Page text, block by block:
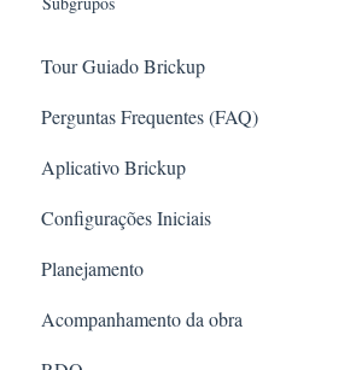
Tour Guiado Brickup
Perguntas Frequentes (FAQ)
Requisições
RH
Configuração de Permissões
RDO
Aplicativo Brickup
App online
Configurações Iniciais
Configurações e Controle
Acesso e Navegação
Planejamento
Formatos de criação e estruturação
Acompanhamento da obra